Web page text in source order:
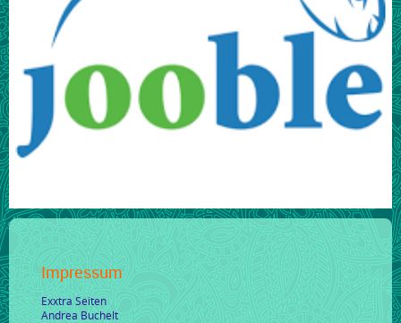
Impressum
Exxtra Seiten
Andrea Buchelt